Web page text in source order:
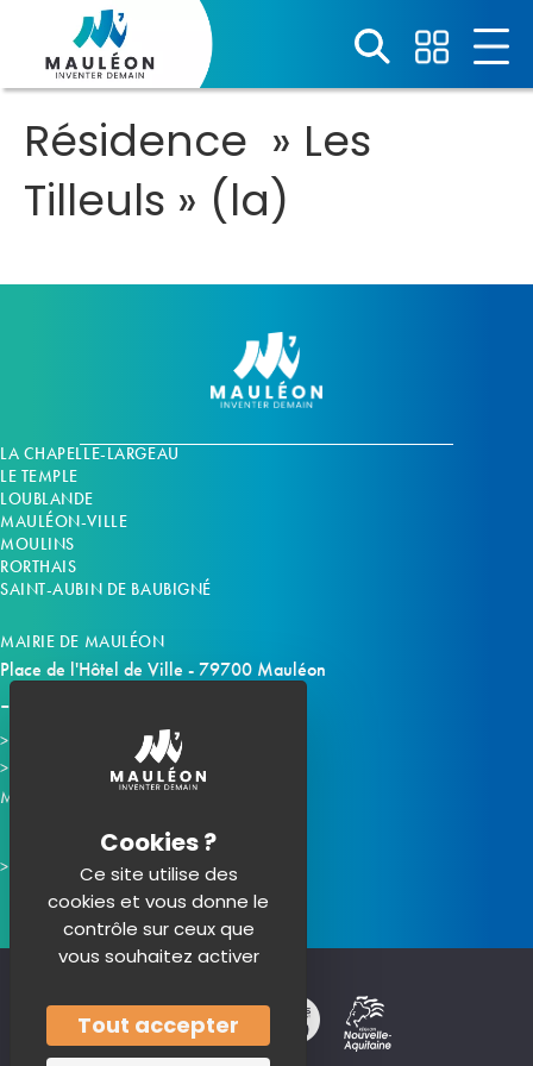
Résidence » Les
Tilleuls » (la)
LA CHAPELLE-LARGEAU
LE TEMPLE
LOUBLANDE
MAULÉON-VILLE
MOULINS
RORTHAIS
SAINT-AUBIN DE BAUBIGNÉ
MAIRIE DE MAULÉON
Place de l'Hôtel de Ville - 79700 Mauléon
Horaires d'ouverture
Contacter la mairie
Mauléon sur les réseaux :
Panneau de gestion des cookies
Ce site utilise des
cookies et vous donne le
contrôle sur ceux que
vous souhaitez activer
Tout accepter